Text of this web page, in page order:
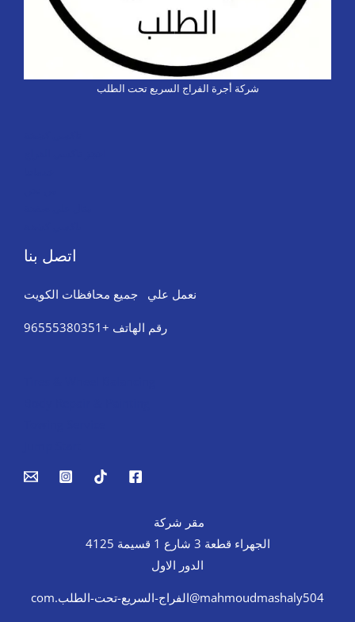
شركة أجرة الفراج السريع تحت الطلب
اتصل بنا
نعمل علي جميع محافظات الكويت
رقم الهاتف +96555380351
مقر شركة
الجهراء قطعة 3 شارع 1 قسيمة 4125
الدور الاول
mahmoudmashaly504@الفراج-السريع-تحت-الطلب.com